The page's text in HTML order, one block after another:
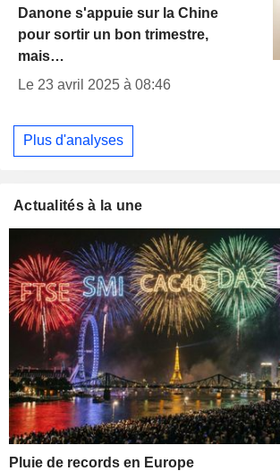
Danone s'appuie sur la Chine
pour sortir un bon trimestre,
mais…
Le 23 avril 2025 à 08:46
Plus d'analyses
Actualités à la une
Pluie de records en Europe